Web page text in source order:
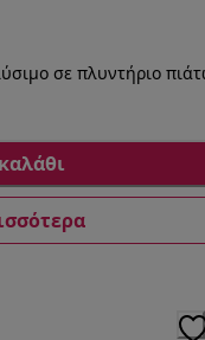
σε πλυντήριο